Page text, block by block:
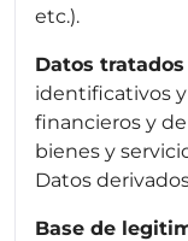
etc.).
Datos
identificativos
financieros y
bienes y
Datos
Base de